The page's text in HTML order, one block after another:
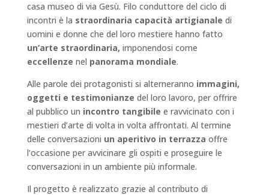
casa museo di via Gesù. Filo conduttore del ciclo di
incontri è la straordinaria capacità artigianale di
uomini e donne che del loro mestiere hanno fatto
un’arte straordinaria, imponendosi come
eccellenze nel panorama mondiale.
Alle parole dei protagonisti si alterneranno immagini,
oggetti e testimonianze del loro lavoro, per offrire
al pubblico un incontro tangibile e ravvicinato con i
mestieri d’arte di volta in volta affrontati. Al termine
delle conversazioni un aperitivo in terrazza offre
l’occasione per avvicinare gli ospiti e proseguire le
conversazioni in un ambiente più informale.
Il progetto è realizzato grazie al contributo di